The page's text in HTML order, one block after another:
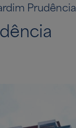
Prudência